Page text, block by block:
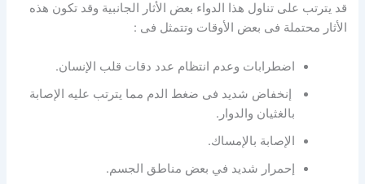
قد يترتب على تناول هذا الدواء بعض الأثار الجانبية وقد تكون هذه
الأثار محتملة فى بعض الأوقات وتتمثل فى :
اضطرابات وعدم انتظام عدد دقات قلب الإنسان.
إنخفاض شديد فى ضغط الدم مما يترتب عليه الإصابة
بالغثيان والدوار.
الإصابة بالإمساك.
إحمرار شديد في بعض مناطق الجسم.